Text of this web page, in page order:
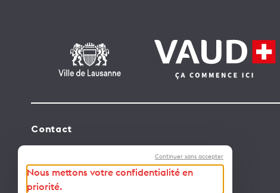
Contact
Avenue de Rhodanie 2 – CP 975
1001 Lausanne – Suisse
Continuer sans accepter
Nous mettons votre confidentialité en
priorité.